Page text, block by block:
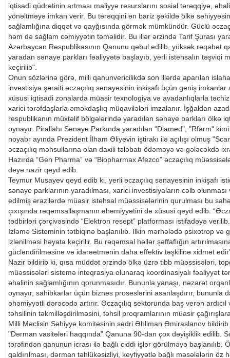
iqtisadi qüdrətinin artması maliyyə resurslarını sosial tərəqqiyə,
yönəltməyə imkan verir. Bu tərəqqini ən bariz şəkildə ölkə
sağlamlığına diqqət və qayğısında görmək mümkündür. Güclü
həm də sağlam cəmiyyətin təməlidir. Bu illər ərzində Tarif Şurası
Azərbaycan Respublikasının Qanunu qəbul edilib, yüksək rəqabət
yaradan sənaye parkları fəaliyyətə başlayıb, yerli istehsalın təşviqi
keçirilib".
Onun sözlərinə görə, milli qanunvericilikdə son illərdə aparılan
investisiya şəraiti əczaçılıq sənayesinin inkişafı üçün geniş
xüsusi iqtisadi zonalarda müasir texnologiya və avadanlıqlarla
xarici tərəfdaşlarla əməkdaşlıq müqavilələri imzalanır. İşğaldan
respublikanın müxtəlif bölgələrində yaradılan sənaye parkları ölkə
oynayır. Pirallahı Sənaye Parkında yaradılan "Diamed", "Rfarm"
noyabr ayında Prezident İlham Əliyevin iştirakı ilə açılışı olmuş
əczaçılıq məhsullarına olan daxili tələbatı ödəməyə və gələcəkdə
Hazırda “Gen Pharma” və “Biopharmax Afezco” əczaçılıq
deyə nazir qeyd edib.
Teymur Musayev qeyd edib ki, yerli əczaçılıq sənayesinin inkişafı
sənaye parklarının yaradılması, xarici investisiyaların cəlb
edilmiş ərazilərdə müasir istehsal müəssisələrinin qurulması bu
çıxışında rəqəmsallaşmanın əhəmiyyətini də xüsusi qeyd edib:
tədbirləri çərçivəsində “Elektron resept” platforması istifadəyə
İzləmə Sisteminin tətbiqinə başlanılıb. İlkin mərhələdə psixotrop və
izlənilməsi həyata keçirilir. Bu rəqəmsal həllər şəffaflığın
gücləndirilməsinə və idarəetmənin daha effektiv təşkilinə xidmət
Nazir bildirib ki, qısa müddət ərzində ölkə üzrə tibb müəssisələri,
müəssisələri sistemə inteqrasiya olunaraq koordinasiyalı fəaliyyət
əhalinin sağlamlığının qorunmasıdır. Bununla yanaşı, nəzarət
oynayır, sahibkarlar üçün biznes proseslərini asanlaşdırır, bununla
əhəmiyyətli dərəcədə artırır. Əczaçılıq sektorunda baş verən
təhsilinin təkmilləşdirilməsini, təhsil proqramlarının müasir
Milli Məclisin Səhiyyə komitəsinin sədri Əhliman Əmiraslanov bildirib
"Dərman vasitələri haqqında” Qanuna 90-dan çox dəyişiklik edilib.
tərəfindən qanunun icrası ilə bağlı ciddi işlər görülməyə başlanılıb.
qaldırılması, dərman təhlükəsizliyi, keyfiyyətlə bağlı məsələlərin öz